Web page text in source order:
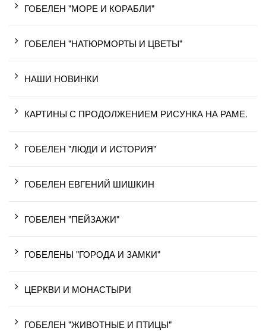
ГОБЕЛЕН "МОРЕ И КОРАБЛИ"
ГОБЕЛЕН "НАТЮРМОРТЫ И ЦВЕТЫ"
НАШИ НОВИНКИ
КАРТИНЫ С ПРОДОЛЖЕНИЕМ РИСУНКА НА РАМЕ.
ГОБЕЛЕН "ЛЮДИ И ИСТОРИЯ"
ГОБЕЛЕН ЕВГЕНИЙ ШИШКИН
ГОБЕЛЕН "ПЕЙЗАЖИ"
ГОБЕЛЕНЫ "ГОРОДА И ЗАМКИ"
ЦЕРКВИ И МОНАСТЫРИ
ГОБЕЛЕН "ЖИВОТНЫЕ И ПТИЦЫ"